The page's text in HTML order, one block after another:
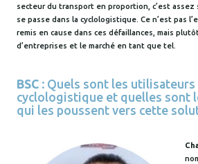
secteur du transport en proportion, c’est assez
se passe dans la cyclologistique. Ce n’est pas
remis en cause dans ces défaillances, mais
d’entreprises et le marché en tant que tel.
BSC : Quels sont les utilisateurs
cyclologistique et quelles sont
qui les poussent vers cette